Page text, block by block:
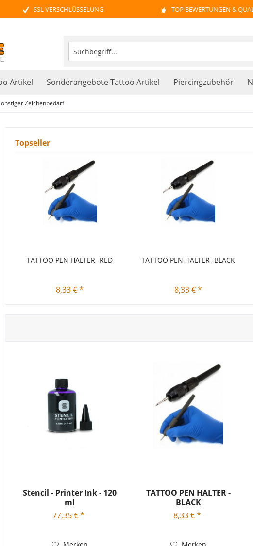
SSL VERSCHLÜSSELUNG TOP BEWERTUNGEN &
Artikel Sonderangebote Tattoo Artikel Piercingzubehör
Zeichenbedarf
Topseller
TATTOO PEN HALTER -RED
8,33 € *
TATTOO PEN HALTER -BLACK
8,33 € *
Stencil - Printer Ink - 120
ml
77,35 € *
TATTOO PEN HALTER -
BLACK
8,33 € *